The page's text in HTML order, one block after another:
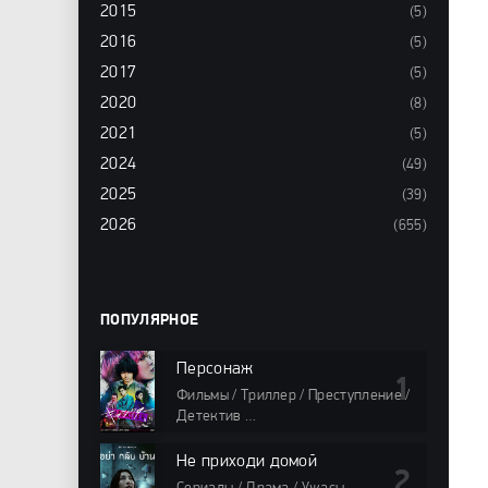
2015 (5)
2016 (5)
2017 (5)
2020 (8)
2021 (5)
2024 (49)
2025 (39)
2026 (655)
ПОПУЛЯРНОЕ
Персонаж
Фильмы / Триллер / Преступление /
Детектив
Не приходи домой